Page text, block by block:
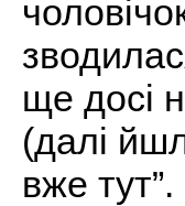
ще досі
(далі
вже тут”.